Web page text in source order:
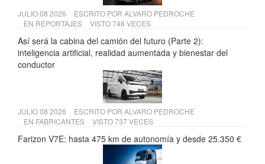
JULIO 08 2026 ESCRITO POR ALVARO PEDROCHE
EN REPORTAJES VISTO 748 VECES
Así será la cabina del camión del futuro (Parte 2):
inteligencia artificial, realidad aumentada y bienestar del
conductor
JULIO 08 2026 ESCRITO POR ALVARO PEDROCHE
EN FABRICANTES VISTO 737 VECES
Farizon V7E: hasta 475 km de autonomía y desde 25.350 €